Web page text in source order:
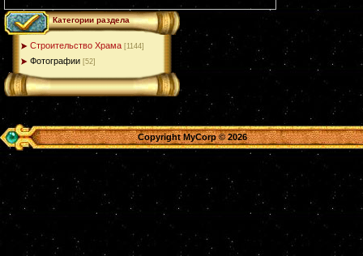
Категории раздела
Строительство Храма [1144]
Фотографии [52]
Copyright MyCorp © 2026